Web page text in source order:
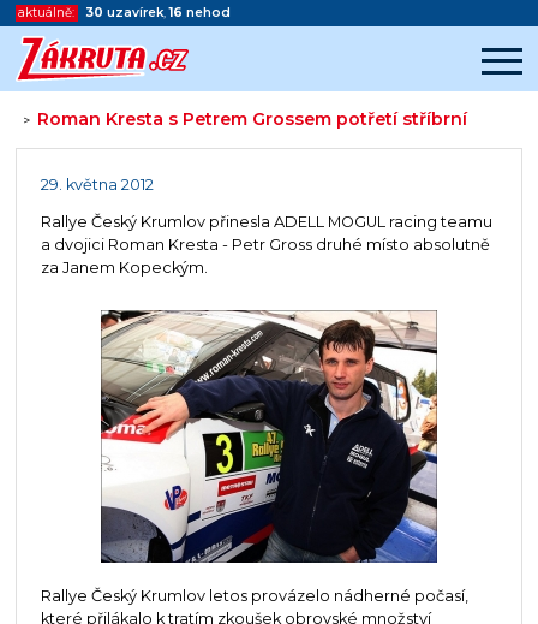
aktuálně: 30 uzavírek,16 nehod
> Roman Kresta s Petrem Grossem potřetí stříbrní
Začátek reklamy
29. května 2012
Rallye Český Krumlov přinesla ADELL MOGUL racing teamu
a dvojici Roman Kresta - Petr Gross druhé místo absolutně
za Janem Kopeckým.
Rallye Český Krumlov letos provázelo nádherné počasí,
které přilákalo k tratím zkoušek obrovské množství